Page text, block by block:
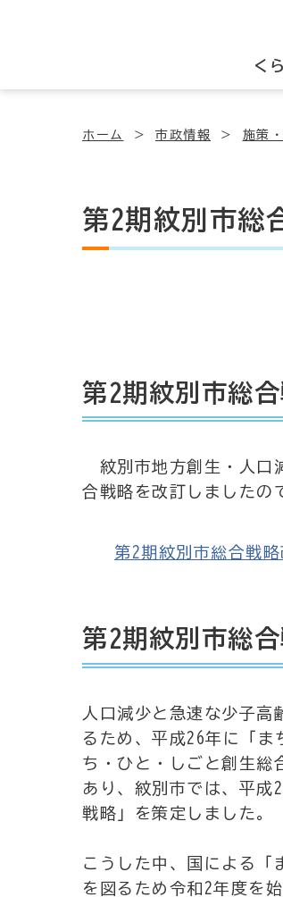
く
ホーム 市政情報 施策
第2期紋別市総
第2期紋別市総
紋別市地方創生・人口
合戦略を改訂しましたの
第2期紋別市総合戦
第2期紋別市総
人口減少と急速な少子高
るため、平成26年に「
ち・ひと・しごと創生総
あり、紋別市では、平成
戦略」を策定しました。
こうした中、国による「
を図るため令和2年度を